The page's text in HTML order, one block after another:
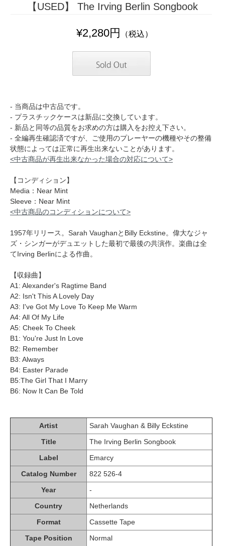
【USED】 The Irving Berlin Songbook
¥2,280円 （税込）
- 当商品は中古品です。
- プラスチックケースは新品に交換しています。
- 新品と同等の品質をお求めの方は購入をお控え下さい。
- 全編再生確認済ですが、ご使用のプレーヤーの機種やその整備
状態によっては正常に再生出来ないことがあります。
<中古商品が再生出来なかった場合の対応について>
【コンディション】
Media：Near Mint
Sleeve：Near Mint
<中古商品のコンディションについて>
1957年リリース。Sarah VaughanとBilly Eckstine。偉大なジャ
ズ・シンガーがデュエットした最初で最後の共演作。楽曲は全
てIrving Berlinによる作曲。
【収録曲】
A1: Alexander's Ragtime Band
A2: Isn't This A Lovely Day
A3: I've Got My Love To Keep Me Warm
A4: All Of My Life
A5: Cheek To Cheek
B1: You're Just In Love
B2: Remember
B3: Always
B4: Easter Parade
B5:The Girl That I Marry
B6: Now It Can Be Told
Artist
Sarah Vaughan & Billy Eckstine
Title
The Irving Berlin Songbook
Label
Emarcy
Catalog Number
822 526-4
Year
-
Country
Netherlands
Format
Cassette Tape
Tape Position
Normal